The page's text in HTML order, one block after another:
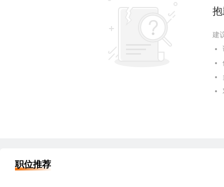
建
职位推荐